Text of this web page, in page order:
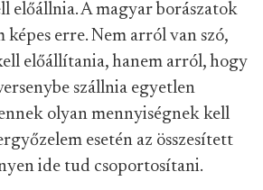
előállnia. A magyar borászatok
képes erre. Nem arról van szó,
előállítania, hanem arról, hogy
szállnia egyetlen
olyan mennyiségnek kell
esetén az összesített
ide tud csoportosítani.